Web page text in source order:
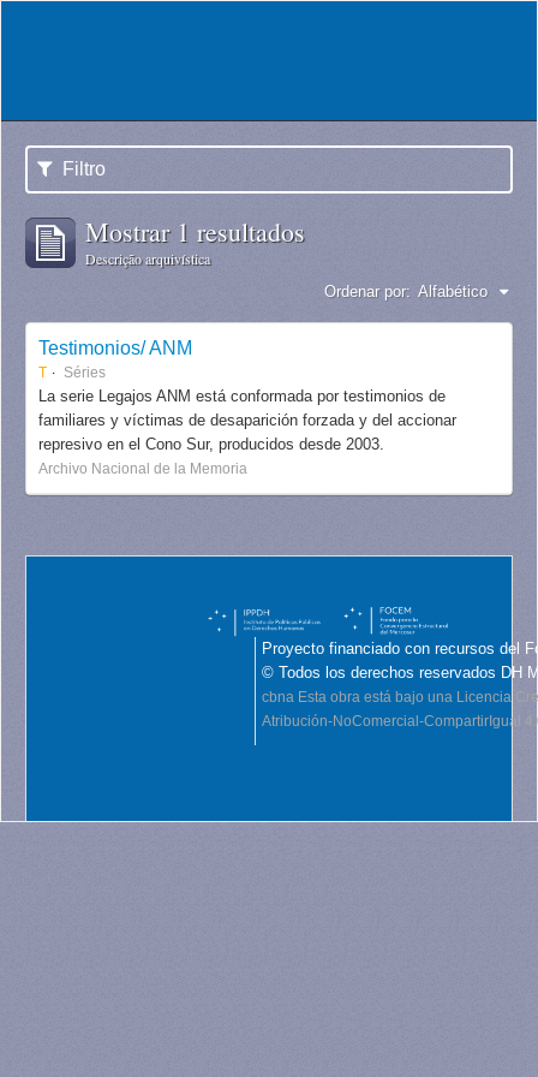
Filtro
Mostrar 1 resultados
Descrição arquivística
Ordenar por: Alfabético
Testimonios/ ANM
T Séries
La serie Legajos ANM está conformada por testimonios de
familiares y víctimas de desaparición forzada y del accionar
represivo en el Cono Sur, producidos desde 2003.
Archivo Nacional de la Memoria
Proyecto financiado con recursos del
© Todos los derechos reservados DH
cbna Esta obra está bajo una Licencia
Atribución-NoComercial-CompartirIgual